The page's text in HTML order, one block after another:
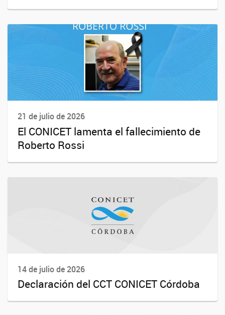
21 de julio de 2026
El CONICET lamenta el fallecimiento de
Roberto Rossi
14 de julio de 2026
Declaración del CCT CONICET Córdoba